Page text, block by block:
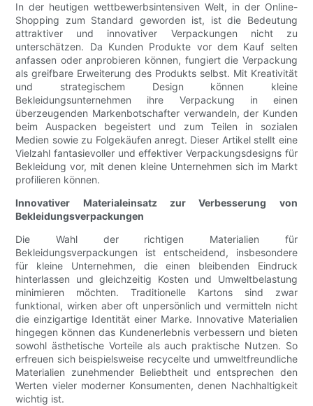
In der heutigen wettbewerbsintensiven Welt, in der Online-
Shopping zum Standard geworden ist, ist die Bedeutung
attraktiver und innovativer Verpackungen nicht zu
unterschätzen. Da Kunden Produkte vor dem Kauf selten
anfassen oder anprobieren können, fungiert die Verpackung
als greifbare Erweiterung des Produkts selbst. Mit Kreativität
und strategischem Design können kleine
Bekleidungsunternehmen ihre Verpackung in einen
überzeugenden Markenbotschafter verwandeln, der Kunden
beim Auspacken begeistert und zum Teilen in sozialen
Medien sowie zu Folgekäufen anregt. Dieser Artikel stellt eine
Vielzahl fantasievoller und effektiver Verpackungsdesigns für
Bekleidung vor, mit denen kleine Unternehmen sich im Markt
profilieren können.
Innovativer Materialeinsatz zur Verbesserung von
Bekleidungsverpackungen
Die Wahl der richtigen Materialien für
Bekleidungsverpackungen ist entscheidend, insbesondere
für kleine Unternehmen, die einen bleibenden Eindruck
hinterlassen und gleichzeitig Kosten und Umweltbelastung
minimieren möchten. Traditionelle Kartons sind zwar
funktional, wirken aber oft unpersönlich und vermitteln nicht
die einzigartige Identität einer Marke. Innovative Materialien
hingegen können das Kundenerlebnis verbessern und bieten
sowohl ästhetische Vorteile als auch praktische Nutzen. So
erfreuen sich beispielsweise recycelte und umweltfreundliche
Materialien zunehmender Beliebtheit und entsprechen den
Werten vieler moderner Konsumenten, denen Nachhaltigkeit
wichtig ist.